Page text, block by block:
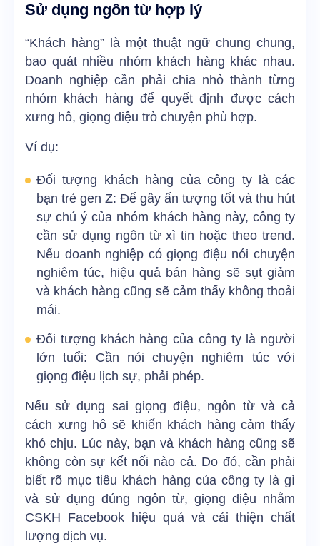
Sử dụng ngôn từ hợp lý
“Khách hàng” là một thuật ngữ chung chung,
bao quát nhiều nhóm khách hàng khác nhau.
Doanh nghiệp cần phải chia nhỏ thành từng
nhóm khách hàng để quyết định được cách
xưng hô, giọng điệu trò chuyện phù hợp.
Ví dụ:
Đối tượng khách hàng của công ty là các
bạn trẻ gen Z: Để gây ấn tượng tốt và thu hút
sự chú ý của nhóm khách hàng này, công ty
cần sử dụng ngôn từ xì tin hoặc theo trend.
Nếu doanh nghiệp có giọng điệu nói chuyện
nghiêm túc, hiệu quả bán hàng sẽ sụt giảm
và khách hàng cũng sẽ cảm thấy không thoải
mái.
Đối tượng khách hàng của công ty là người
lớn tuổi: Cần nói chuyện nghiêm túc với
giọng điệu lịch sự, phải phép.
Nếu sử dụng sai giọng điệu, ngôn từ và cả
cách xưng hô sẽ khiến khách hàng cảm thấy
khó chịu. Lúc này, bạn và khách hàng cũng sẽ
không còn sự kết nối nào cả. Do đó, cần phải
biết rõ mục tiêu khách hàng của công ty là gì
và sử dụng đúng ngôn từ, giọng điệu nhằm
CSKH Facebook hiệu quả và cải thiện chất
lượng dịch vụ.